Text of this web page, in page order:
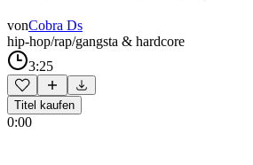
vonCobra Ds
hip-hop/rap/gangsta & hardcore
3:25
Titel kaufen
0:00